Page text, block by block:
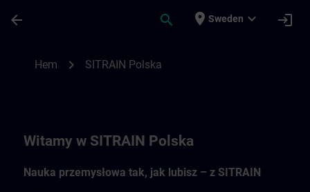
arrow_back search place Sweden expand_more login
Hem chevron_right SITRAIN Polska
Witamy w SITRAIN Polska
Nauka przemysłowa tak, jak lubisz – z SITRAIN